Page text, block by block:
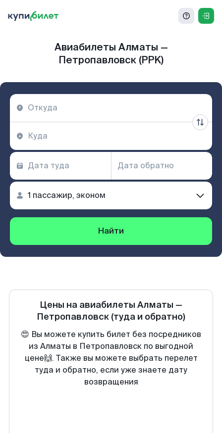
Авиабилеты Алматы —
Петропавловск (PPK)
Найти
Цены на авиабилеты Алматы —
Петропавловск (туда и обратно)
😍 Вы можете купить билет без посредников
из Алматы в Петропавловск по выгодной
цене🙌. Также вы можете выбрать перелет
туда и обратно, если уже знаете дату
возвращения